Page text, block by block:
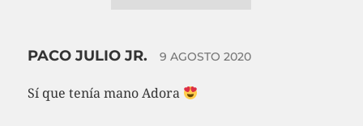
PACO JULIO JR. 9 AGOSTO 2020
Sí que tenía mano Adora